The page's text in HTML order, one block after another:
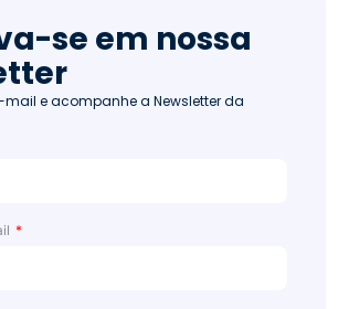
se em nossa
e acompanhe a Newsletter da